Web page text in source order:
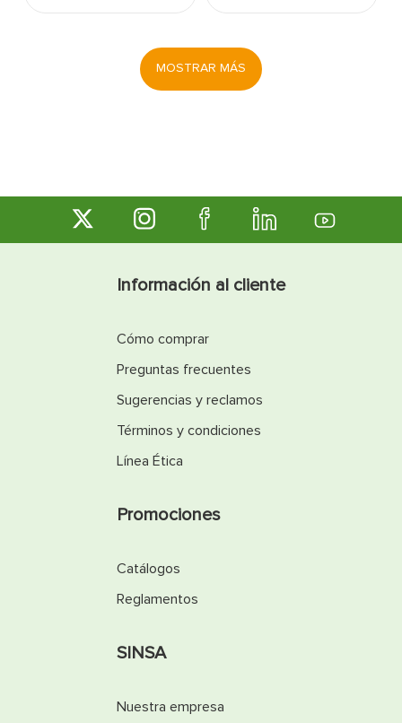
MOSTRAR MÁS
Información al cliente
Cómo comprar
Preguntas frecuentes
Sugerencias y reclamos
Términos y condiciones
Línea Ética
Promociones
Catálogos
Reglamentos
SINSA
Nuestra empresa